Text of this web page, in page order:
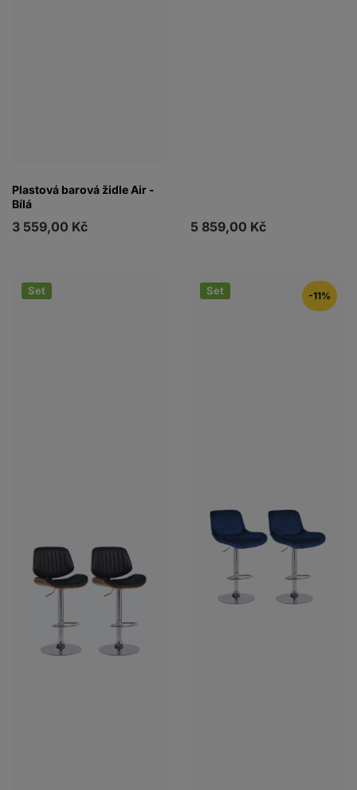
Plastová barová židle Air -
Bílá
3 559,00 Kč 5 859,00 Kč
Set Set -11%